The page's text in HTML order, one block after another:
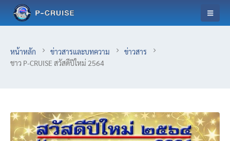
หน้าหลัก ข่าวสารและบทความ
ข่าวสาร
ชาว P-CRUISE สวัสดีปีใหม่ 2564